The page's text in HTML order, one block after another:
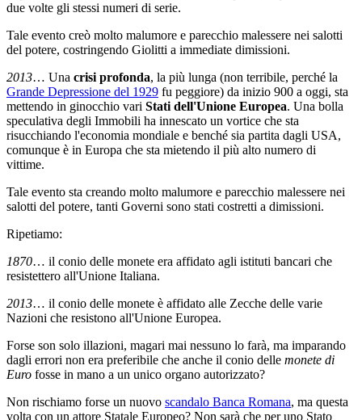
due volte gli stessi numeri di serie.
Tale evento creò molto malumore e parecchio malessere nei salotti
del potere, costringendo Giolitti a immediate dimissioni.
2013… Una crisi profonda, la più lunga (non terribile, perché la
Grande Depressione del 1929 fu peggiore) da inizio 900 a oggi, sta
mettendo in ginocchio vari Stati dell'Unione Europea. Una bolla
speculativa degli Immobili ha innescato un vortice che sta
risucchiando l'economia mondiale e benché sia partita dagli USA,
comunque è in Europa che sta mietendo il più alto numero di
vittime.
Tale evento sta creando molto malumore e parecchio malessere nei
salotti del potere, tanti Governi sono stati costretti a dimissioni.
Ripetiamo:
1870… il conio delle monete era affidato agli istituti bancari che
resistettero all'Unione Italiana.
2013… il conio delle monete è affidato alle Zecche delle varie
Nazioni che resistono all'Unione Europea.
Forse son solo illazioni, magari mai nessuno lo farà, ma imparando
dagli errori non era preferibile che anche il conio delle monete di
Euro fosse in mano a un unico organo autorizzato?
Non rischiamo forse un nuovo scandalo Banca Romana, ma questa
volta con un attore Statale Europeo? Non sarà che per uno Stato